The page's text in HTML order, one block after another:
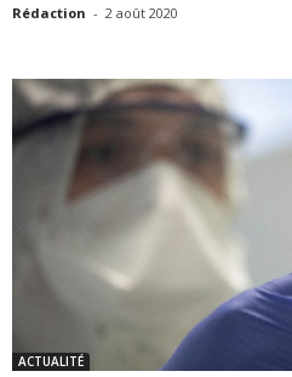
Rédaction - 2 août 2020
ACTUALITÉ